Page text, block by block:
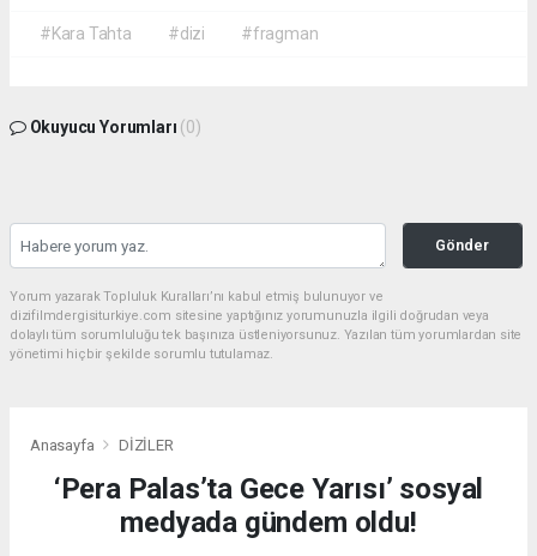
#Kara Tahta #dizi #fragman
Okuyucu Yorumları (0)
Gönder
Yorum yazarak Topluluk Kuralları’nı kabul etmiş bulunuyor ve
dizifilmdergisiturkiye.com sitesine yaptığınız yorumunuzla ilgili doğrudan veya
dolaylı tüm sorumluluğu tek başınıza üstleniyorsunuz. Yazılan tüm yorumlardan site
yönetimi hiçbir şekilde sorumlu tutulamaz.
Anasayfa DİZİLER
‘Pera Palas’ta Gece Yarısı’ sosyal
medyada gündem oldu!